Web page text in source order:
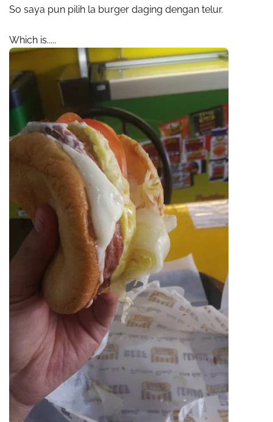
So saya pun pilih la burger daging dengan telur.
Which is.....